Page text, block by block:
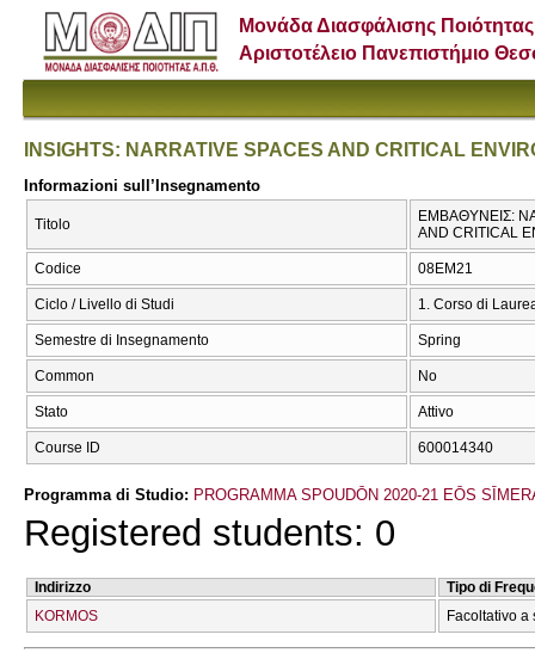
Μονάδα Διασφάλισης Ποιότητας
Αριστοτέλειο Πανεπιστήμιο
INSIGHTS: NARRATIVE SPACES AND CRITICAL
Informazioni sull’Insegnamento
Titolo
ΕΜΒΑΘΥΝΕΙΣ:
AND CRITICAL
Codice 08EM21
Ciclo / Livello di Studi 1. Corso di
Semestre di Insegnamento Spring
Common No
Stato Attivo
Course ID 600014340
Programma di Studio: PROGRAMMA SPOUDŌN 2020-21 EŌS
Registered students: 0
Indirizzo
Tipo di
KORMOS
Facoltativo a